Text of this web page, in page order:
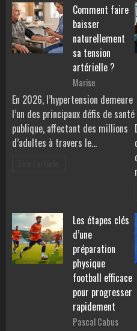
Comment faire
baisser
naturellement
sa tension
artérielle ?
Marise
En 2026, l’hypertension demeure
l’un des principaux défis de santé
publique, affectant des millions
d’adultes à travers le…
Les étapes clés
d’une
préparation
physique
football efficace
pour progresser
rapidement
Pascal Cabus